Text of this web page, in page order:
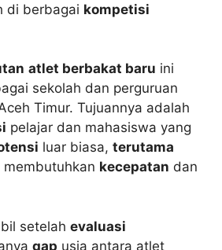
di berbagai kompetisi
atlet berbakat baru ini
sekolah dan perguruan
Timur. Tujuannya adalah
pelajar dan mahasiswa yang
luar biasa, terutama
kecepatan dan
setelah evaluasi
gap usia antara atlet